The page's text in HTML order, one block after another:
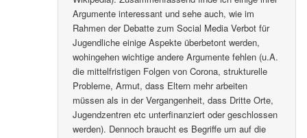
Argumente interessant und sehe auch, wie im
Rahmen der Debatte zum Social Media Verbot für
Jugendliche einige Aspekte überbetont werden,
wohingehen wichtige andere Argumente fehlen (u.A.
die mittelfristigen Folgen von Corona, strukturelle
Probleme, Armut, dass Eltern mehr arbeiten
müssen als in der Vergangenheit, dass Dritte Orte,
Jugendzentren etc unterfinanziert oder geschlossen
werden). Dennoch braucht es Begriffe um auf die